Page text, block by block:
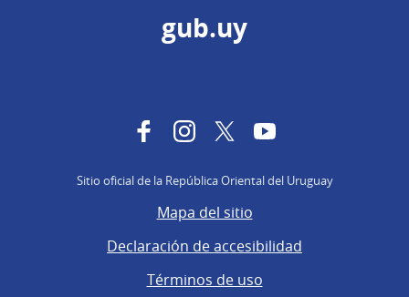
gub.uy
FacebookInstagram
TwitterYouTube
Sitio oficial de la República Oriental del Uruguay
Mapa del sitio
Declaración de accesibilidad
Términos de uso